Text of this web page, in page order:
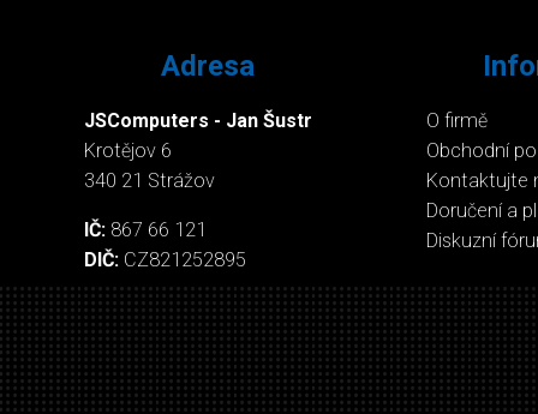
Adresa
JSComputers - Jan Šustr
Krotějov 6
340 21 Strážov
IČ: 867 66 121
DIČ: CZ821252895
O firmě
Obchodní
Kontaktujte
Doručení a
Diskuzní